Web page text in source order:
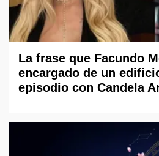
La frase que Facundo
encargado de un
episodio con Candela